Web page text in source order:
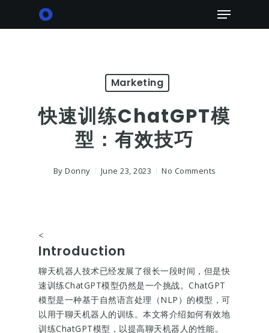
Menu
Marketing
快速训练ChatGPT模
型：有效技巧
By Donny June 23, 2023 No Comments
<
Introduction
聊天机器人技术已经发展了很长一段时间，但是快
速训练ChatGPT模型仍然是一个挑战。ChatGPT
模型是一种基于自然语言处理（NLP）的模型，可
以用于聊天机器人的训练。本文将介绍如何有效地
训练ChatGPT模型，以提高聊天机器人的性能。